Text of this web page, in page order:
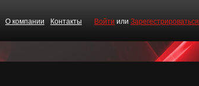
О компании Контакты Войти или Зарегестрироваться